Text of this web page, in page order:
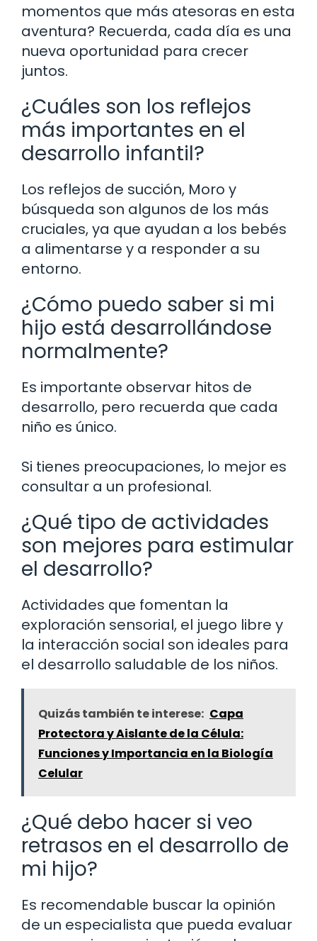
momentos que más atesoras en esta
aventura? Recuerda, cada día es una
nueva oportunidad para crecer
juntos.
¿Cuáles son los reflejos
más importantes en el
desarrollo infantil?
Los reflejos de succión, Moro y
búsqueda son algunos de los más
cruciales, ya que ayudan a los bebés
a alimentarse y a responder a su
entorno.
¿Cómo puedo saber si mi
hijo está desarrollándose
normalmente?
Es importante observar hitos de
desarrollo, pero recuerda que cada
niño es único.
Si tienes preocupaciones, lo mejor es
consultar a un profesional.
¿Qué tipo de actividades
son mejores para estimular
el desarrollo?
Actividades que fomentan la
exploración sensorial, el juego libre y
la interacción social son ideales para
el desarrollo saludable de los niños.
Quizás también te interese: Capa
Protectora y Aislante de la Célula:
Funciones y Importancia en la Biología
Celular
¿Qué debo hacer si veo
retrasos en el desarrollo de
mi hijo?
Es recomendable buscar la opinión
de un especialista que pueda evaluar